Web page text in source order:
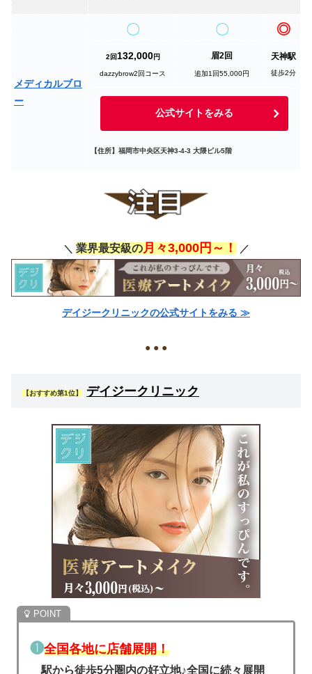
メディカルブロ
ー
〇 〇 ◎
2回132,000円
dazzybrow2回コース
眉2回
追加1回55,000円
天神駅
徒歩2分
公式サイトをみる
【住所】福岡市中央区天神3-4-3 大隈ビル5階
＼ 業界最安級の月々3,000円～！ ／
デイジークリニックの公式サイトをみる ≫
● ● ●
【おすすめ第1位】 デイジークリニック
❶全国各地に店舗展開！
駅から徒歩5分圏内の好立地♪全国に続々展開